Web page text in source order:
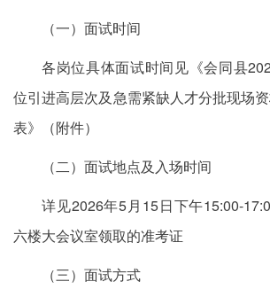
（一）面试时间
各岗位具体面试时间见《会同县
位引进高层次及急需紧缺人才分批现场
表》（附件）
（二）面试地点及入场时间
详见2026年5月15日下午15:00-
六楼大会议室领取的准考证
（三）面试方式